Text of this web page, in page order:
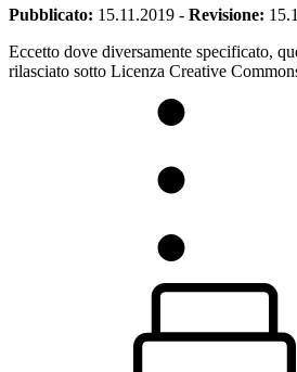
Pubblicato: 15.11.2019 - Revisione:
Eccetto dove diversamente specificato,
rilasciato sotto Licenza Creative